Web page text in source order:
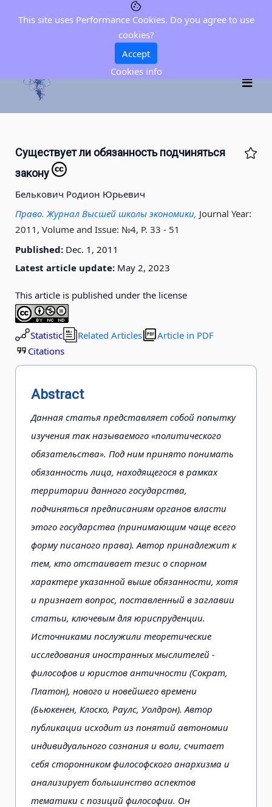
Существует ли обязанность подчиняться
закону
Белькович Родион Юрьевич
Право. Журнал Высшей школы экономики, Journal Year:
2011, Volume and Issue: №4, P. 33 - 51
Published: Dec. 1, 2011
Latest article update: May 2, 2023
This article is published under the license
Statistic Related Articles
Article in PDF
Citations
Abstract
Данная статья представляет собой попытку
изучения так называемого «политического
обязательства». Под ним принято понимать
обязанность лица, находящегося в рамках
территории данного государства,
подчиняться предписаниям органов власти
этого государства (принимающим чаще всего
форму писаного права). Автор принадлежит к
тем, кто отстаивает тезис о спорном
характере указанной выше обязанности, хотя
и признает вопрос, поставленный в заглавии
статьи, ключевым для юриспруденции.
Источниками послужили теоретические
исследования иностранных мыслителей -
философов и юристов античности (Сократ,
Платон), нового и новейшего времени
(Бьюкенен, Клоско, Раулс, Уолдрон). Автор
публикации исходит из понятий автономии
индивидуального сознания и воли, считает
себя сторонником философского анархизма и
анализирует большинство аспектов
тематики с позиций философии. Он
This site uses Performance Cookies. Do you agree to use
cookies?
Accept
Cookies info